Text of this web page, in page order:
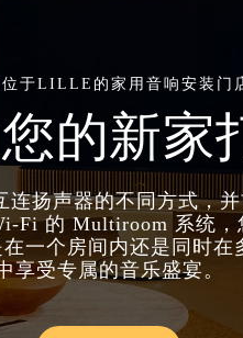
位于LILLE的家用音响安装门
的新家
连扬声器的不同方式，
Fi 的 Multiroom 系统
一个房间内还是同时
享受专属的音乐盛宴。